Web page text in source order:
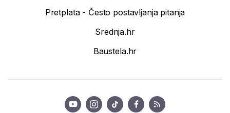
Pretplata - Često postavljanja pitanja
Srednja.hr
Baustela.hr